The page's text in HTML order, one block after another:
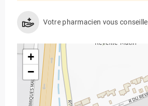
Votre pharmacien vous conseille
+
−